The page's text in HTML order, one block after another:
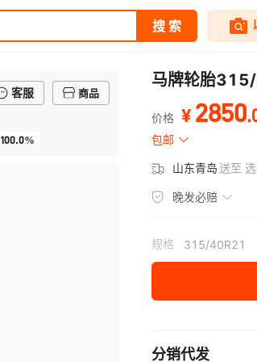
客服 商品
100.0%
马牌轮胎
价格 ¥ 2850.
包邮
山东青岛送至
晚发必赔
规格 315/40R21
分销代发